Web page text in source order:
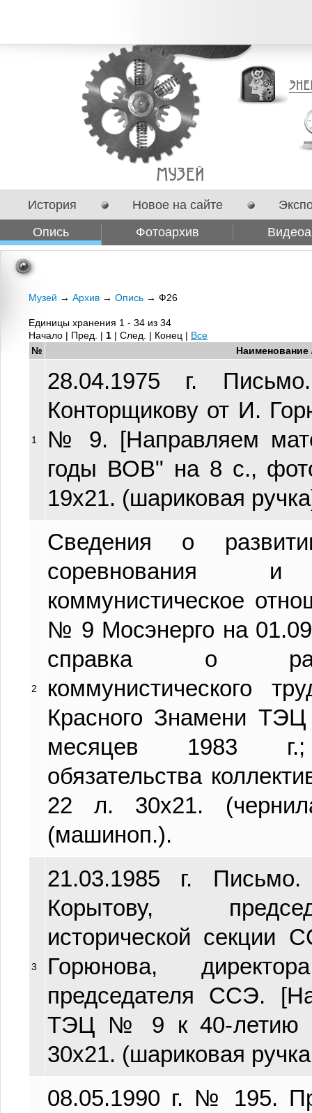
История Новое на сайте
Опись
Фотоархив
Сотрудничество
Музей → Архив → Опись → Ф26
Единицы хранения 1 - 34 из 34
Начало | Пред. | 1 | След. | Конец | Все
№
Наименование
1
28.04.1975 г.
Конторщикову от И.
№ 9. [Направляем
годы ВОВ" на 8 с.,
19х21. (шариковая
2
Сведения о
соревнования
коммунистическое
№ 9 Мосэнерго на
справка о
коммунистического
Красного Знамени
месяцев 1983 г.;
обязательства
22 л. 30х21.
(машиноп.).
3
21.03.1985 г.
Корытову,
исторической секции
Горюнова,
председателя ССЭ.
ТЭЦ № 9 к 40-летию
30х21. (шариковая
08.05.1990 г. № 195.